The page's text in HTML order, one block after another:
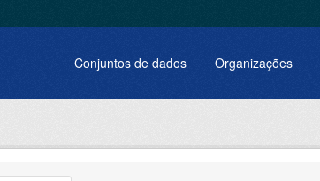
Conjuntos de dados Organizações